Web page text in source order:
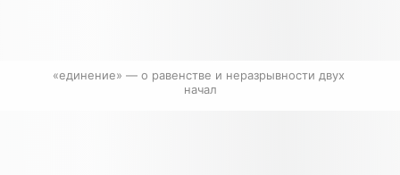
«единение» — о равенстве и неразрывности двух
начал